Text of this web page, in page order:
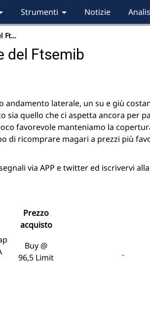
Strumenti Notizie
Ft…
del Ftsemib
andamento laterale, un su e giù
sia quello che ci aspetta ancora per
favorevole manteniamo la
di ricomprare magari a prezzi più
via APP e twitter ed iscrivervi
Prezzo
acquisto
Buy @
96,5 Limit